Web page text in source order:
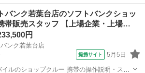
心で体への負担も少...
未経験
バンク若葉台店のソフトバンクショッ
帯販売スタッフ 【上場企業・上場…
円
ンク若葉台店
提携サイト 5月5日
ルのショップクルー 携帯の操作説明・スマ